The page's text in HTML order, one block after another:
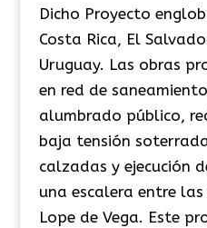
Dicho Proyecto
Costa Rica, El
Uruguay. Las obras
en red de
alumbrado público,
baja tensión
calzadas y ejecución
una escalera entre
Lope de Vega. Este